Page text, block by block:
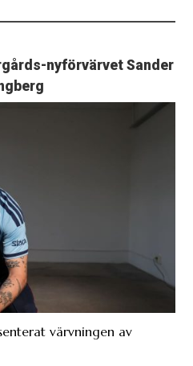
nyförvärvet Sander
värvningen av